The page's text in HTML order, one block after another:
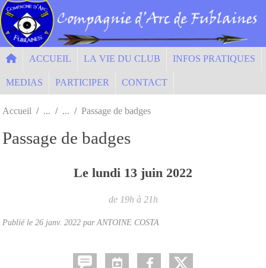
ACCUEIL LA VIE DU CLUB INFOS PRATIQUES
MEDIAS PARTICIPER CONTACT
Accueil Passage de badges
Passage de badges
Le lundi 13 juin 2022
de 19h à 21h
Publié le 26 janv. 2022 par ANTOINE COSTA
Panneau de gestion des cookies